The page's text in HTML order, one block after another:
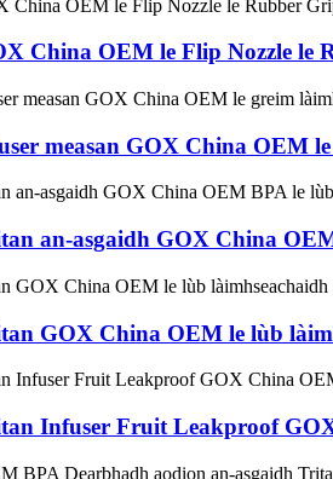
China OEM le Flip Nozzle le
measan GOX China OEM
an-asgaidh GOX China
GOX China OEM le lùb
Infuser Fruit Leakproof